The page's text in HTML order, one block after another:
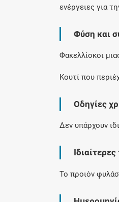
ενέργειες για
Φύση και
Φακελλίσκοι
Κουτί που
Οδηγίες
Δεν υπάρχουν
Το προιόν